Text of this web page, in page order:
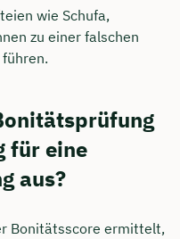
wie Schufa,
zu einer falschen
für eine
aus?
Bonitätsscore ermittelt,